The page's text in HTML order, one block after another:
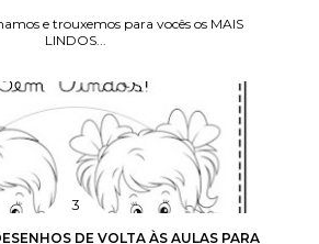
e trouxemos para vocês os MAIS
LINDOS...
DE VOLTA ÀS AULAS PARA